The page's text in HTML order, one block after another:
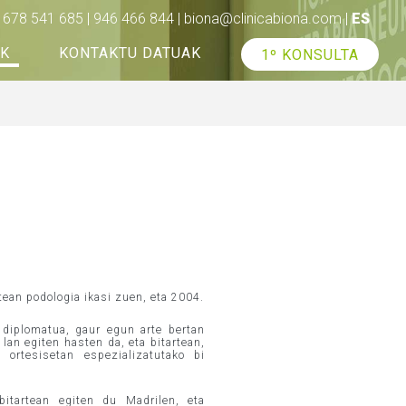
678 541 685 | 946 466 844 | biona@clinicabiona.com|ES
KONTAKTU DATUAK 1º KONSULTA
podologia ikasi zuen, eta 2004.
gaur egun arte bertan
egiten hasten da, eta bitartean,
espezializatutako bi
egiten du Madrilen, eta